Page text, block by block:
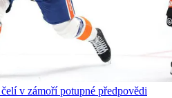
v zámoří potupné předpovědi